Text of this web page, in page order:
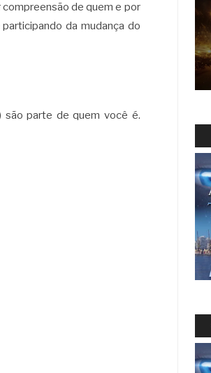
de quem e por
da mudança do
são parte de quem você é.